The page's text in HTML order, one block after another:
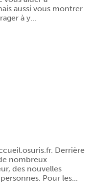
aussi vous montrer
à y...
Derrière
nombreux
des nouvelles
Pour les...